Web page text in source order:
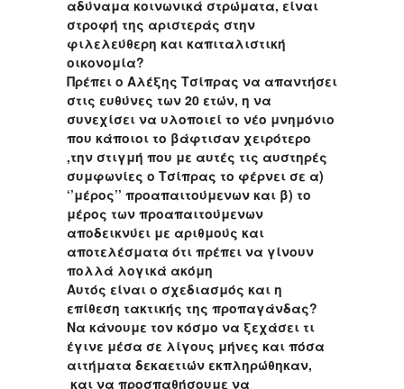
αδύναμα κοινωνικά στρώματα, είναι
στροφή της αριστεράς στην
φιλελεύθερη και καπιταλιστική
οικονομία?
Πρέπει ο Αλέξης Τσίπρας να απαντήσει
στις ευθύνες των 20 ετών, η να
συνεχίσει να υλοποιεί το νέο μνημόνιο
που κάποιοι το βάφτισαν χειρότερο
,την στιγμή που με αυτές τις αυστηρές
συμφωνίες ο Τσίπρας το φέρνει σε α)
‘’μέρος’’ προαπαιτούμενων και β) το
μέρος των προαπαιτούμενων
αποδεικνύει με αριθμούς και
αποτελέσματα ότι πρέπει να γίνουν
πολλά λογικά ακόμη
Αυτός είναι ο σχεδιασμός και η
επίθεση τακτικής της προπαγάνδας?
Να κάνουμε τον κόσμο να ξεχάσει τι
έγινε μέσα σε λίγους μήνες και πόσα
αιτήματα δεκαετιών εκπληρώθηκαν,
και να προσπαθήσουμε να